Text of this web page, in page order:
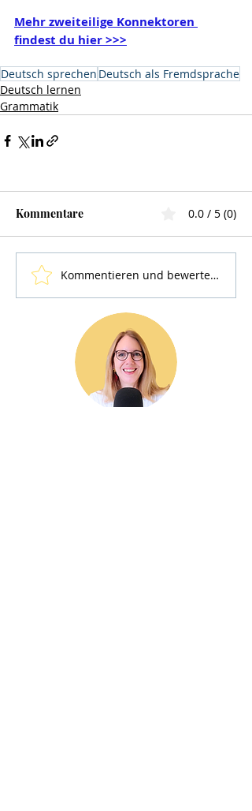
Mehr zweiteilige Konnektoren
findest du hier >>>
Deutsch sprechen Deutsch als Fremdsprache
Deutsch lernen
Grammatik
Kommentare 0.0 / 5 (0)
Kommentieren und bewerten...